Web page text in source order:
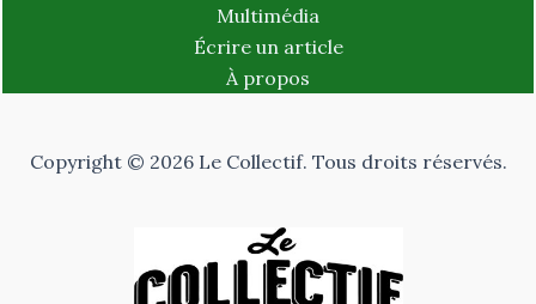
Multimédia
Écrire un article
À propos
Copyright © 2026 Le Collectif. Tous droits réservés.